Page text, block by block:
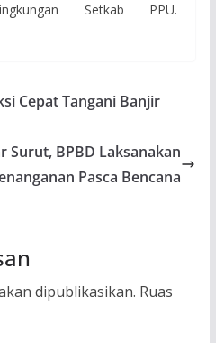
Setkab PPU.
Cepat Tangani Banjir
Surut, BPBD Laksanakan
Pasca Bencana
dipublikasikan. Ruas